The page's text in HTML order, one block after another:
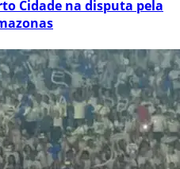
Cidade na disputa pela